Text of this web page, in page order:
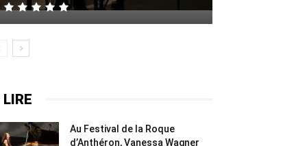
Au Festival de la Roque
d’Anthéron, Vanessa Wagner